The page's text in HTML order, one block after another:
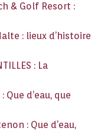
& Golf Resort :
: lieux d’histoire
: La
d’eau, que
: Que d’eau,